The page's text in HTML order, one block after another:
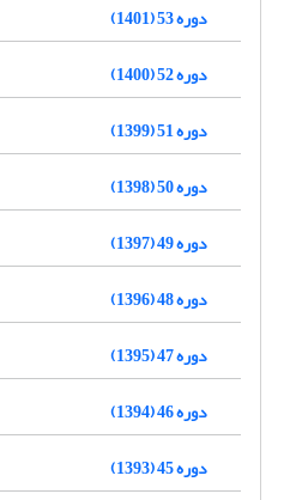
دوره 53 (1401)
دوره 52 (1400)
دوره 51 (1399)
دوره 50 (1398)
دوره 49 (1397)
دوره 48 (1396)
دوره 47 (1395)
دوره 46 (1394)
دوره 45 (1393)